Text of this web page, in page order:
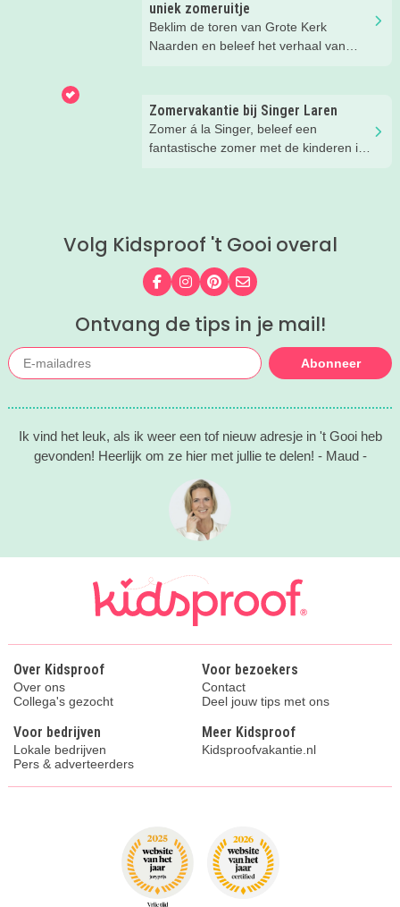
uniek zomeruitje
Beklim de toren van Grote Kerk
Naarden en beleef het verhaal van
Zomervakantie bij Singer Laren
Zomer á la Singer, beleef een
fantastische zomer met de kinderen in
Volg Kidsproof 't Gooi overal
Volg ons op Facebook
Volg ons op Instagram
Volg ons op Pinterest
Mail ons
Ontvang de tips in je mail!
Abonneer
Ik vind het leuk, als ik weer een tof nieuw adresje in 't Gooi heb
gevonden! Heerlijk om ze hier met jullie te delen! - Maud -
Over Kidsproof
Over ons
Collega's gezocht
Voor bezoekers
Contact
Deel jouw tips met ons
Voor bedrijven
Lokale bedrijven
Pers & adverteerders
Meer Kidsproof
Kidsproofvakantie.nl